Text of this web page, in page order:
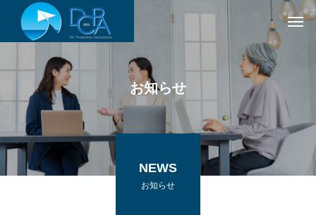
お知らせ
NEWS
お知らせ